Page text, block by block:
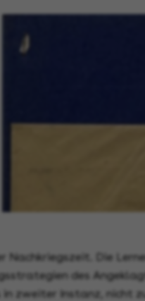
Die
des
in zweiter Instanz,